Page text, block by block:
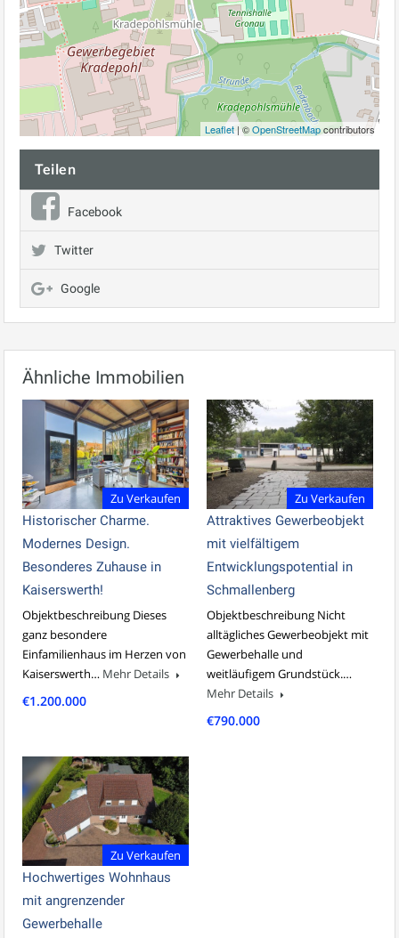
Leaflet | ©OpenStreetMapcontributors
Teilen
Facebook
Twitter
Google
Ähnliche Immobilien
Zu Verkaufen
Historischer Charme.
Modernes Design.
Besonderes Zuhause in
Kaiserswerth!
Objektbeschreibung Dieses
ganz besondere
Einfamilienhaus im Herzen von
Kaiserswerth… Mehr Details
€1.200.000
Zu Verkaufen
Attraktives Gewerbeobjekt
mit vielfältigem
Entwicklungspotential in
Schmallenberg
Objektbeschreibung Nicht
alltägliches Gewerbeobjekt mit
Gewerbehalle und
weitläufigem Grundstück.…
Mehr Details
€790.000
Zu Verkaufen
Hochwertiges Wohnhaus
mit angrenzender
Gewerbehalle